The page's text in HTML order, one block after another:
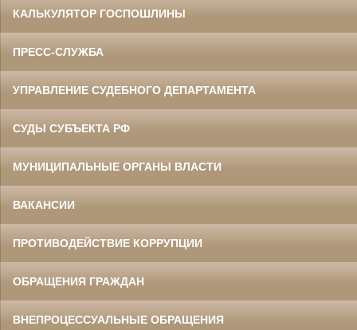
КАЛЬКУЛЯТОР ГОСПОШЛИНЫ
ПРЕСС-СЛУЖБА
УПРАВЛЕНИЕ СУДЕБНОГО ДЕПАРТАМЕНТА
СУДЫ СУБЪЕКТА РФ
МУНИЦИПАЛЬНЫЕ ОРГАНЫ ВЛАСТИ
ВАКАНСИИ
ПРОТИВОДЕЙСТВИЕ КОРРУПЦИИ
ОБРАЩЕНИЯ ГРАЖДАН
ВНЕПРОЦЕССУАЛЬНЫЕ ОБРАЩЕНИЯ